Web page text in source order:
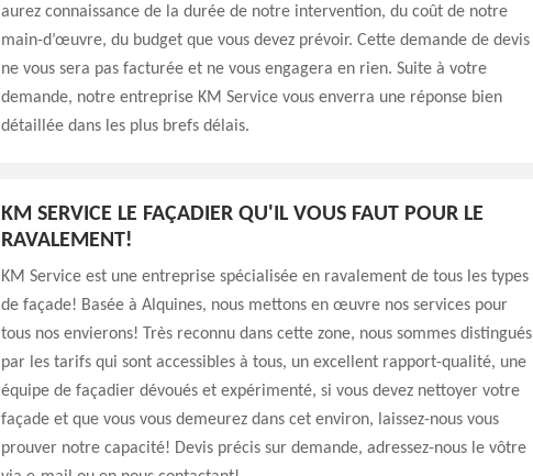
aurez connaissance de la durée de notre intervention, du coût de notre
main-d’œuvre, du budget que vous devez prévoir. Cette demande de devis
ne vous sera pas facturée et ne vous engagera en rien. Suite à votre
demande, notre entreprise KM Service vous enverra une réponse bien
détaillée dans les plus brefs délais.
KM SERVICE LE FAÇADIER QU'IL VOUS FAUT POUR LE
RAVALEMENT!
KM Service est une entreprise spécialisée en ravalement de tous les types
de façade! Basée à Alquines, nous mettons en œuvre nos services pour
tous nos envierons! Très reconnu dans cette zone, nous sommes distingués
par les tarifs qui sont accessibles à tous, un excellent rapport-qualité, une
équipe de façadier dévoués et expérimenté, si vous devez nettoyer votre
façade et que vous vous demeurez dans cet environ, laissez-nous vous
prouver notre capacité! Devis précis sur demande, adressez-nous le vôtre